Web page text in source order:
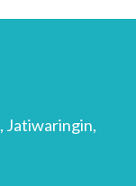
Jatiwaringin,